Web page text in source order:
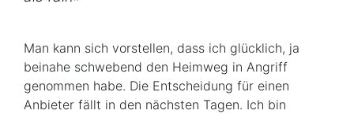
Man kann sich vorstellen, dass ich glücklich, ja
beinahe schwebend den Heimweg in Angriff
genommen habe. Die Entscheidung für einen
Anbieter fällt in den nächsten Tagen. Ich bin